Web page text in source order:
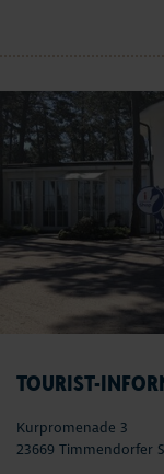
TOURIST-
Kurpromenade 3
23669 Timmendorfer